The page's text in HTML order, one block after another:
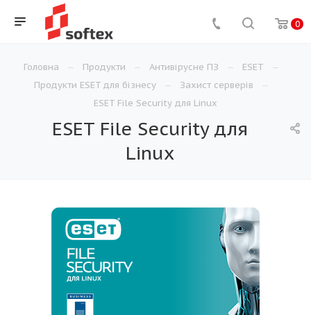
0
Головна Продукти Антивірусне ПЗ
ESET
Продукти ESET для бізнесу
Захист серверів
ESET File Security для Linux
ESET File Security для
Linux